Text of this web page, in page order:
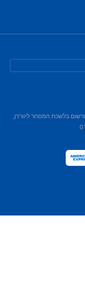
אתר זה הוא בבעלות ומופעל על ידי EasyTerra BV ורשום בלשכת המסחר ליוורדן,